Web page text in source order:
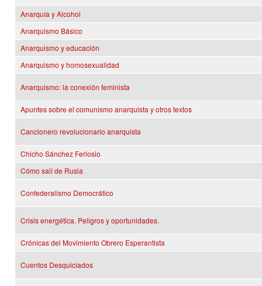
Anarquía y Alcohol
Anarquismo Básico
Anarquismo y educación
Anarquismo y homosexualidad
Anarquismo: la conexión feminista
Apuntes sobre el comunismo anarquista y otros textos
Cancionero revolucionario anarquista
Chicho Sánchez Ferlosio
Cómo salí de Rusia
Confederalismo Democrático
Crisis energética. Peligros y oportunidades.
Crónicas del Movimiento Obrero Esperantista
Cuentos Desquiciados